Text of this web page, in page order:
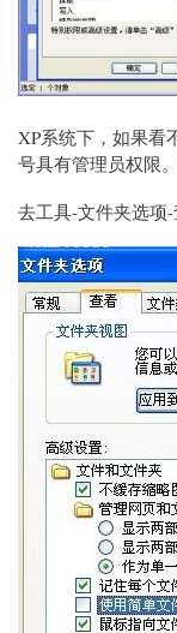
XP系统下，如果看
号具有管理员权限
去工具-文件夹选项